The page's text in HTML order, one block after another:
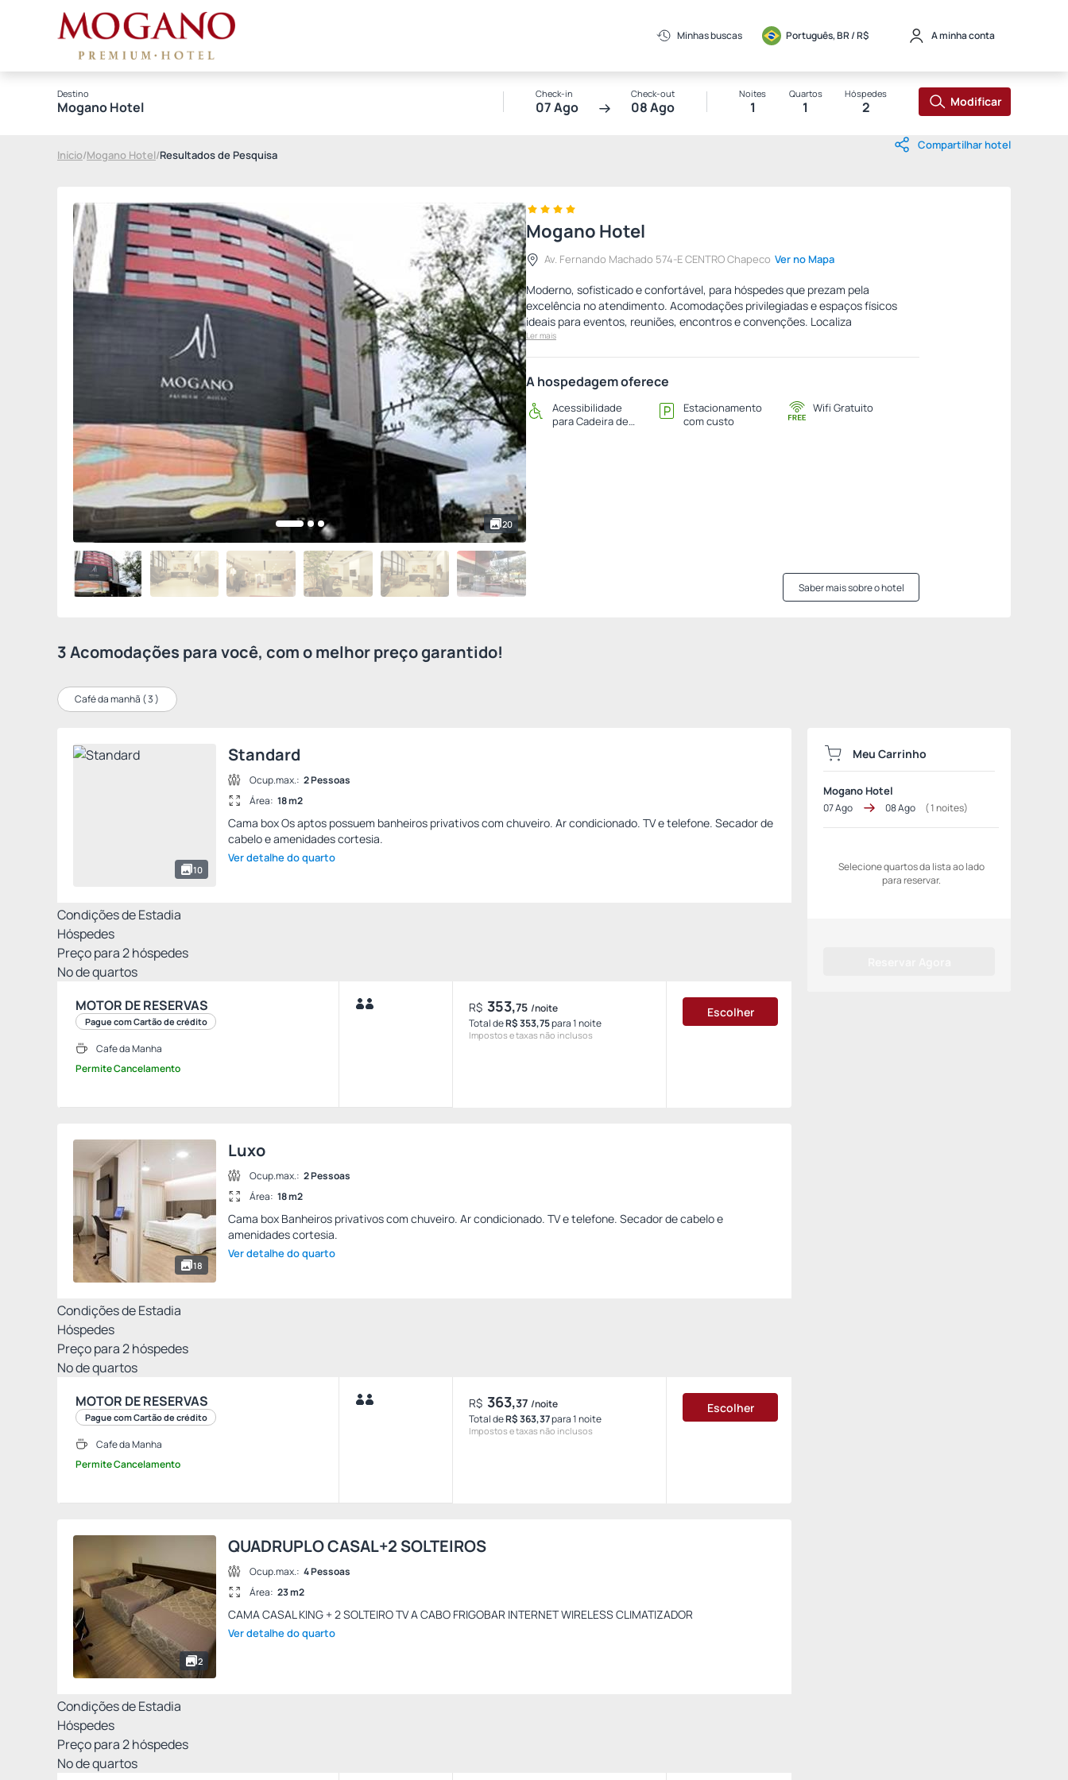
Minhas buscas Português, BR / R$ A minha conta
Destino
Mogano Hotel
Check-in
07 Ago
Check-out
08 Ago
Noites
1
Quartos
1
Hóspedes
2 Modificar
Início/Mogano Hotel/Resultados de Pesquisa
Compartilhar hotel
20
Mogano Hotel
Av. Fernando Machado 574-E CENTRO Chapeco Ver no Mapa
Moderno, sofisticado e confortável, para hóspedes que prezam pela
excelência no atendimento. Acomodações privilegiadas e espaços físicos
ideais para eventos, reuniões, encontros e convenções. Localiza
Ler mais
A hospedagem oferece
Acessibilidade
para Cadeira de
Estacionamento
com custo
Wifi Gratuito
Saber mais sobre o hotel
3 Acomodações para você, com o melhor preço garantido!
Café da manhã (3)
10
Standard
Ocup.max.: 2 Pessoas
Área: 18 m2
Cama box Os aptos possuem banheiros privativos com chuveiro. Ar condicionado. TV e telefone. Secador de
cabelo e amenidades cortesia.
Ver detalhe do quarto
Condições de Estadia
Hóspedes
Preço para2hóspedes
Nº de quartos
MOTOR DE RESERVAS
Pague com Cartão de crédito
Cafe da Manha
Permite Cancelamento
R$ 353,75 /noite
Total deR$ 353,75para 1 noite
Impostos e taxas não inclusos
Escolher
18
Luxo
Ocup.max.: 2 Pessoas
Área: 18 m2
Cama box Banheiros privativos com chuveiro. Ar condicionado. TV e telefone. Secador de cabelo e
amenidades cortesia.
Ver detalhe do quarto
Condições de Estadia
Hóspedes
Preço para2hóspedes
Nº de quartos
MOTOR DE RESERVAS
Pague com Cartão de crédito
Cafe da Manha
Permite Cancelamento
R$ 363,37 /noite
Total deR$ 363,37para 1 noite
Impostos e taxas não inclusos
Escolher
2
QUADRUPLO CASAL+2 SOLTEIROS
Ocup.max.: 4 Pessoas
Área: 23 m2
CAMA CASAL KING + 2 SOLTEIRO TV A CABO FRIGOBAR INTERNET WIRELESS CLIMATIZADOR
Ver detalhe do quarto
Condições de Estadia
Hóspedes
Preço para2hóspedes
Nº de quartos
Meu Carrinho
Mogano Hotel
07 Ago 08 Ago (1noites)
Selecione quartos da lista ao lado
para reservar.